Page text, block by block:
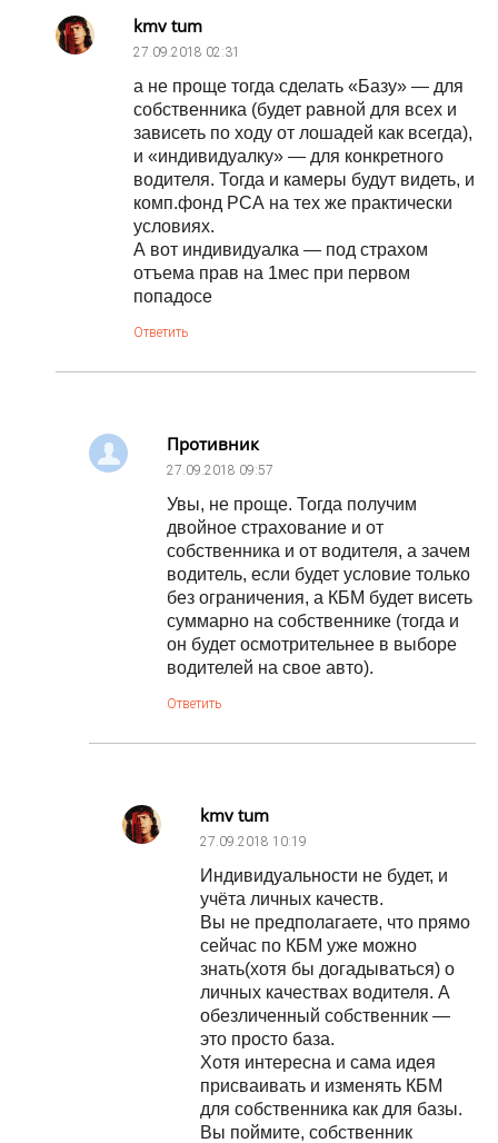
kmv tum
27.09.2018 02:31
а не проще тогда сделать «Базу» — для
собственника (будет равной для всех и
зависеть по ходу от лошадей как всегда),
и «индивидуалку» — для конкретного
водителя. Тогда и камеры будут видеть, и
комп.фонд РСА на тех же практически
условиях.
А вот индивидуалка — под страхом
отъема прав на 1мес при первом
попадосе
Ответить
Противник
27.09.2018 09:57
Увы, не проще. Тогда получим
двойное страхование и от
собственника и от водителя, а зачем
водитель, если будет условие только
без ограничения, а КБМ будет висеть
суммарно на собственнике (тогда и
он будет осмотрительнее в выборе
водителей на свое авто).
Ответить
kmv tum
27.09.2018 10:19
Индивидуальности не будет, и
учёта личных качеств.
Вы не предполагаете, что прямо
сейчас по КБМ уже можно
знать(хотя бы догадываться) о
личных качествах водителя. А
обезличенный собственник —
это просто база.
Хотя интересна и сама идея
присваивать и изменять КБМ
для собственника как для базы.
Вы поймите, собственник